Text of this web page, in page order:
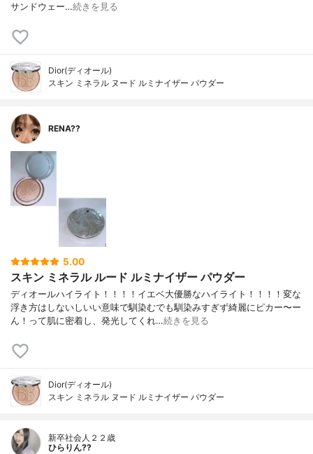
サンドウェー…続きを見る
Dior(ディオール)
スキン ミネラル ヌード ルミナイザー パウダー
RENA??
5.00
スキン ミネラル ルード ルミナイザー パウダー
ディオールハイライト！！！！イエベ大優勝なハイライト！！！！変な
浮き方はしないしいい意味で馴染むでも馴染みすぎず綺麗にピカー〜ー
ん！って肌に密着し、発光してくれ…続きを見る
Dior(ディオール)
スキン ミネラル ヌード ルミナイザー パウダー
新卒社会人２２歳
ひらりん??